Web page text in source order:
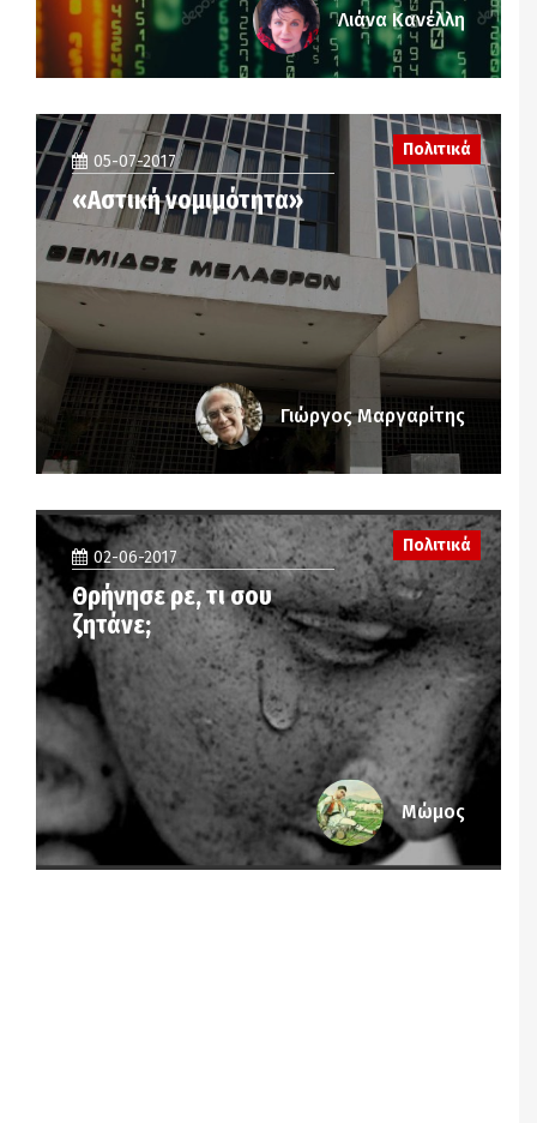
Λιάνα Κανέλλη
05-07-2017
«Αστική νομιμότητα»
Πολιτικά
Γιώργος Μαργαρίτης
02-06-2017
Θρήνησε ρε, τι σου
ζητάνε;
Πολιτικά
Μώμος